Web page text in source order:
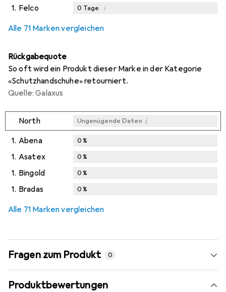
1. Felco 0 Tage i
Alle 71 Marken vergleichen
Rückgabequote
So oft wird ein Produkt dieser Marke in der Kategorie
«Schutzhandschuhe» retourniert.
Quelle: Galaxus
North Ungenügende Daten i
1. Abena 0%
1. Asatex 0%
1. Bingold 0%
1. Bradas 0%
Alle 71 Marken vergleichen
Fragen zum Produkt 0
Produktbewertungen